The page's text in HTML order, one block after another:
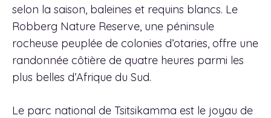
selon la saison, baleines et requins blancs. Le
Robberg Nature Reserve, une péninsule
rocheuse peuplée de colonies d’otaries, offre une
randonnée côtière de quatre heures parmi les
plus belles d’Afrique du Sud.
Le parc national de Tsitsikamma est le joyau de